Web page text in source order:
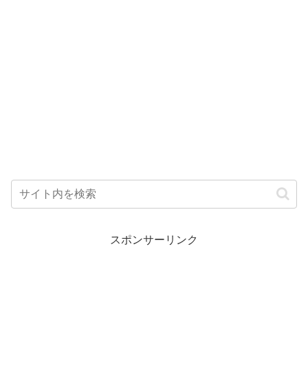
スポンサーリンク